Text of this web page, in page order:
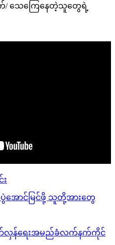
/ သေကြေနေတဲ့သူတွေရဲ့
အောင်မြင်ဖို့ သူတို့အားတွေ
ာ်လှန်ရေးအမည်ခံလက်နက်ကိုင်